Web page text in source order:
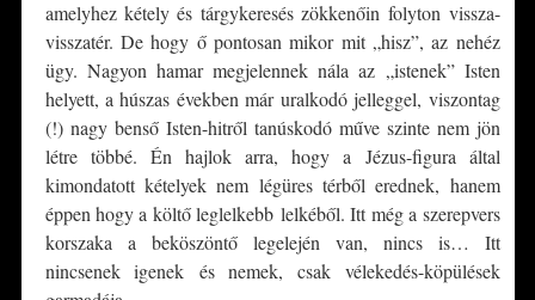
amelyhez kétely és tárgykeresés zökkenőin folyton vissza-
visszatér. De hogy ő pontosan mikor mit „hisz”, az nehéz
ügy. Nagyon hamar megjelennek nála az „istenek” Isten
helyett, a húszas években már uralkodó jelleggel, viszontag
(!) nagy benső Isten-hitről tanúskodó műve szinte nem jön
létre többé. Én hajlok arra, hogy a Jézus-figura által
kimondatott kételyek nem légüres térből erednek, hanem
éppen hogy a költő leglelkebb lelkéből. Itt még a szerepvers
korszaka a beköszöntő legelején van, nincs is… Itt
nincsenek igenek és nemek, csak vélekedés-köpülések